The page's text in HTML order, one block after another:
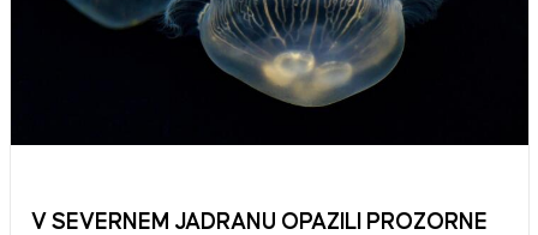
V SEVERNEM JADRANU OPAZILI PROZORNE